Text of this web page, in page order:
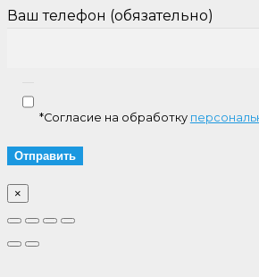
Ваш телефон (обязательно)
*Согласие на обработку
×